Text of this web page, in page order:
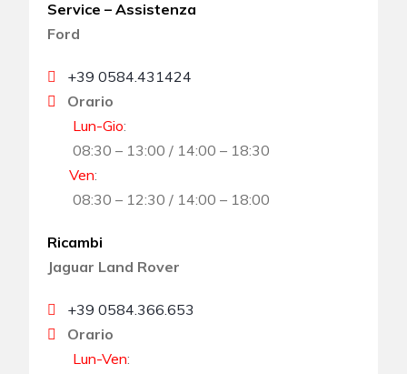
Service – Assistenza
Ford
+39 0584.431424
Orario
Lun-Gio:
08:30 – 13:00 / 14:00 – 18:30
Ven:
08:30 – 12:30 / 14:00 – 18:00
Ricambi
Jaguar Land Rover
+39 0584.366.653
Orario
Lun-Ven: